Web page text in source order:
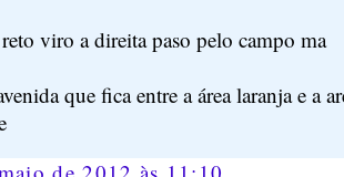
viro a direita paso pelo campo ma
que fica entre a área laranja e a
de 2012 às 11:10